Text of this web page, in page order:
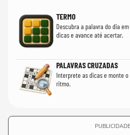
TERMO
Descubra a palavra do dia
dicas e avance até acertar.
PALAVRAS CRUZADAS
Interprete as dicas e monte
ritmo.
PUBLICIDADE